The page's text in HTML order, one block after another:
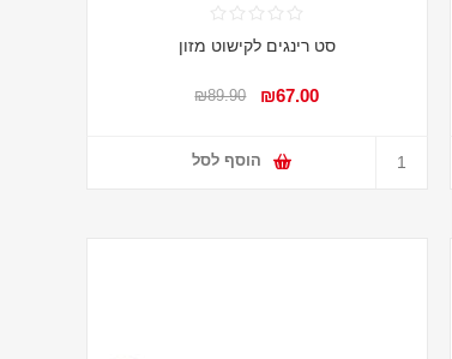
סט רינגים לקישוט מזון
₪67.00
₪89.90
הוסף לסל